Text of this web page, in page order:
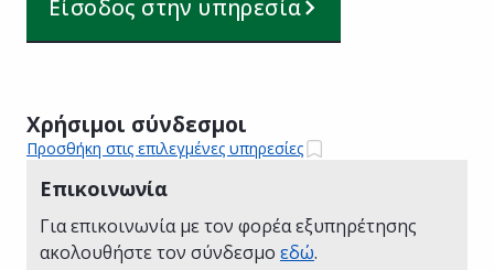
Είσοδος στην υπηρεσία
Χρήσιμοι σύνδεσμοι
Προσθήκη στις επιλεγμένες υπηρεσίες
Επικοινωνία
Για επικοινωνία με τον φορέα εξυπηρέτησης
ακολουθήστε τον σύνδεσμο εδώ.